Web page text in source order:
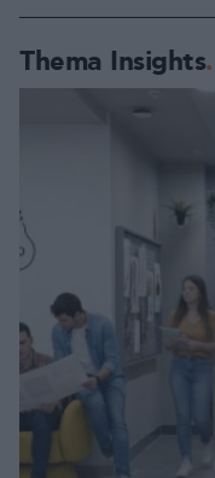
Thema Insights